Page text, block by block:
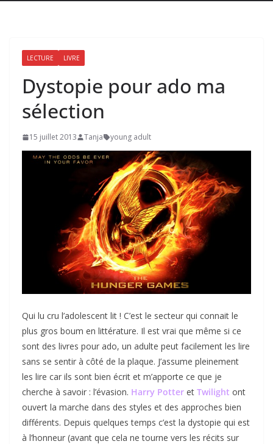
LECTURE LIVRE
Dystopie pour ado ma
sélection
15 juillet 2013 Tanja young adult
Qui lu cru l’adolescent lit ! C’est le secteur qui connait le
plus gros boum en littérature. Il est vrai que même si ce
sont des livres pour ado, un adulte peut facilement les lire
sans se sentir à côté de la plaque. J’assume pleinement
les lire car ils sont bien écrit et m’apporte ce que je
cherche à savoir : l’évasion. Harry Potter et Twilight ont
ouvert la marche dans des styles et des approches bien
différents. Depuis quelques temps c’est la dystopie qui est
à l’honneur (avant que cela ne tourne vers les récits sur